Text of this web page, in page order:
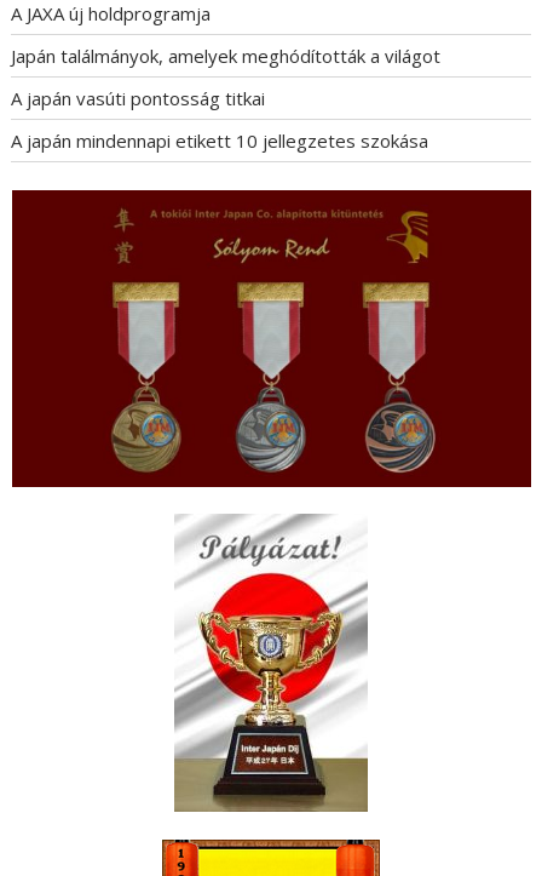
A JAXA új holdprogramja
Japán találmányok, amelyek meghódították a világot
A japán vasúti pontosság titkai
A japán mindennapi etikett 10 jellegzetes szokása